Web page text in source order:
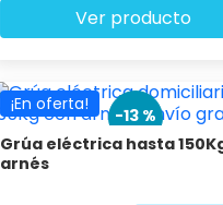
Ver producto
¡En oferta!
-13 %
Grúa eléctrica hasta
arnés